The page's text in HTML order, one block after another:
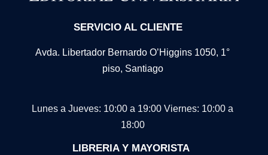
SERVICIO AL CLIENTE
Avda. Libertador Bernardo O’Higgins 1050, 1°
piso, Santiago
Lunes a Jueves: 10:00 a 19:00 Viernes: 10:00 a
18:00
LIBRERIA Y MAYORISTA